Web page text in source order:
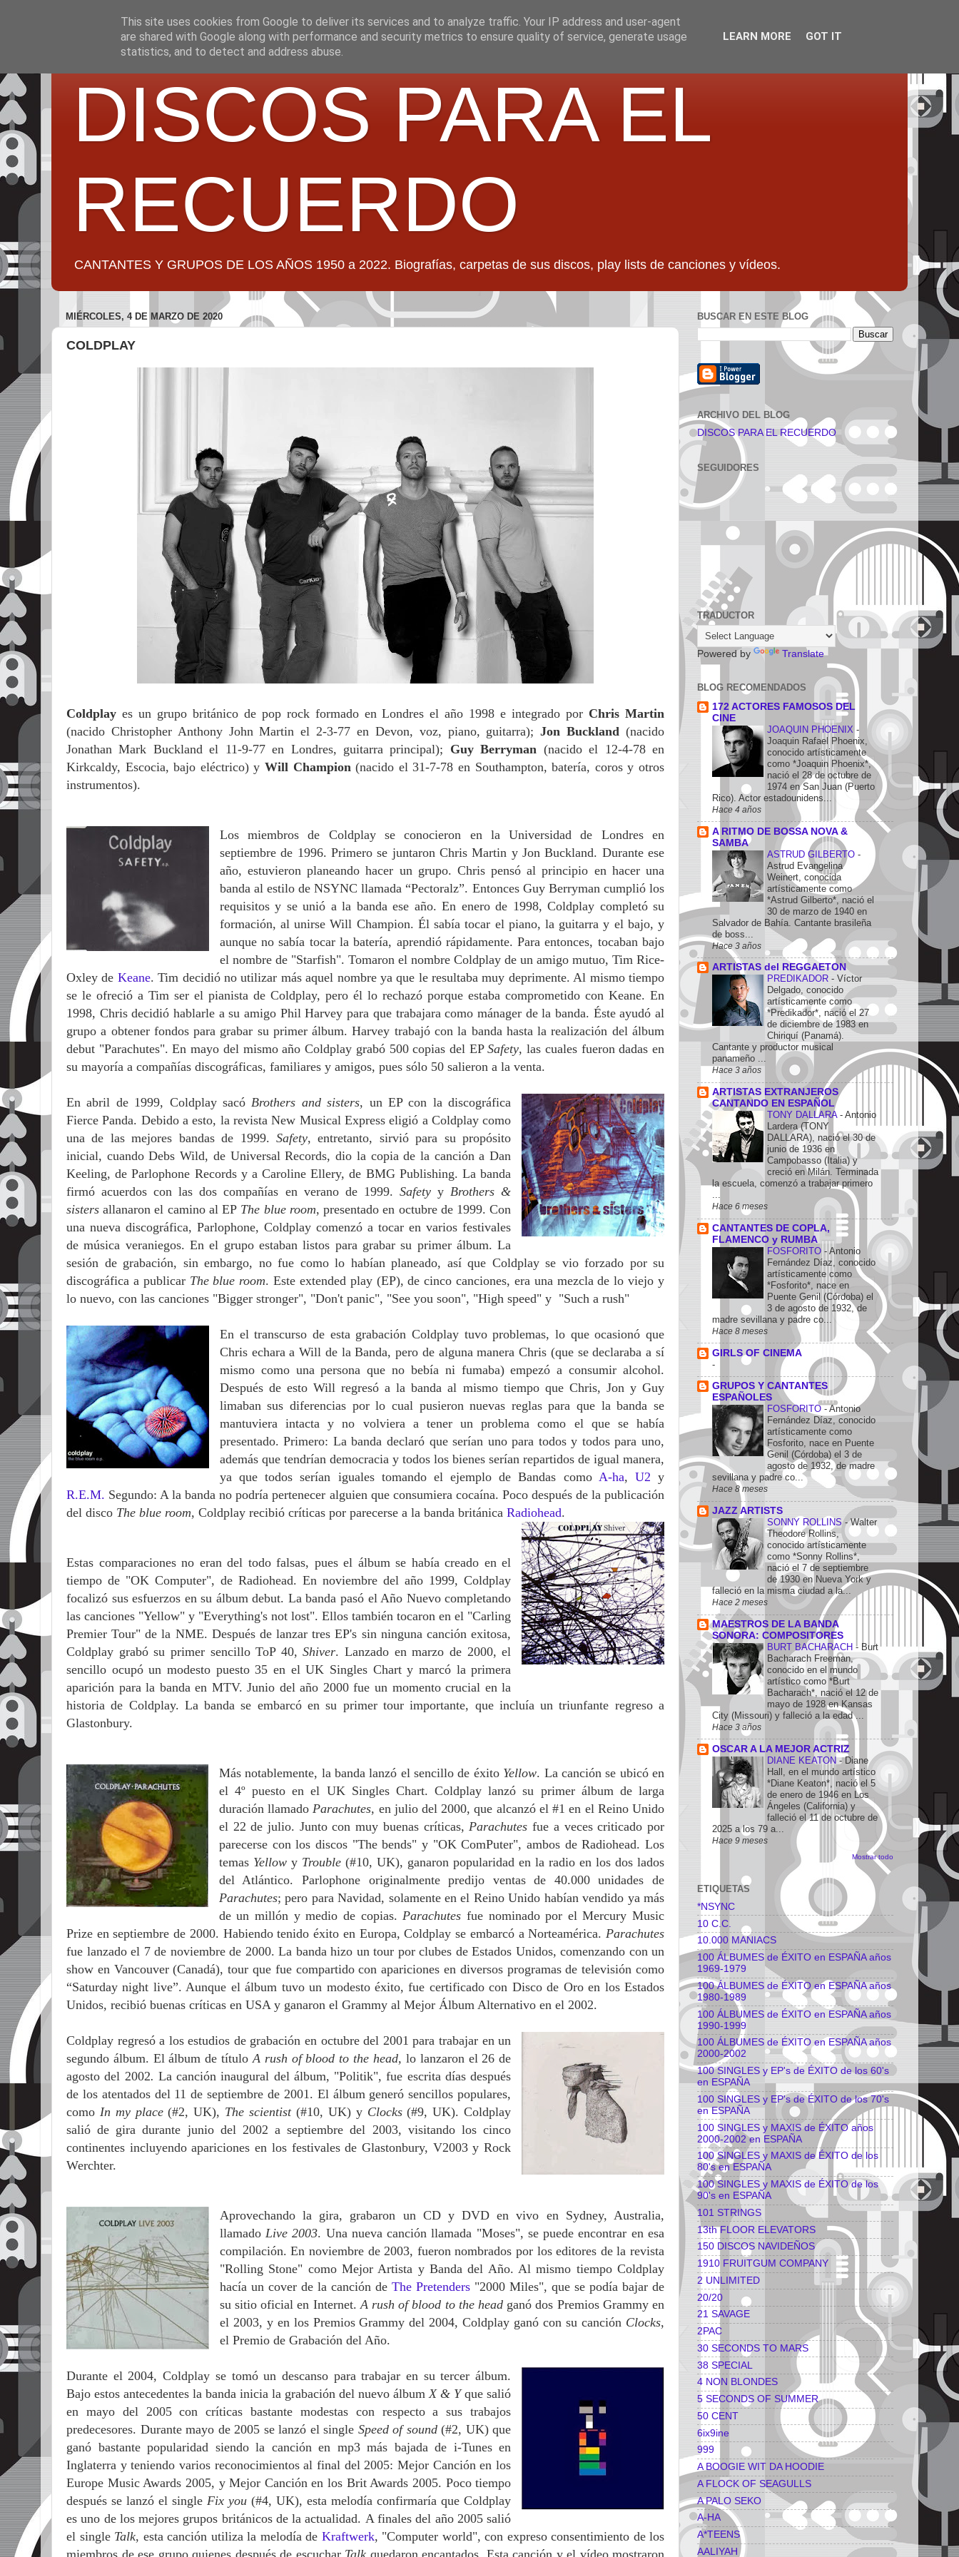
DISCOS PARA EL
RECUERDO
CANTANTES Y GRUPOS DE LOS AÑOS 1950 a 2022. Biografías, carpetas de sus discos, play lists de canciones y vídeos.
MIÉRCOLES, 4 DE MARZO DE 2020
COLDPLAY
Coldplay es un grupo británico de pop rock formado en Londres el año 1998 e integrado por Chris Martin
(nacido Christopher Anthony John Martin el 2-3-77 en Devon, voz, piano, guitarra);Jon Buckland(nacido
Jonathan Mark Buckland el 11-9-77 en Londres, guitarra principal); Guy Berryman (nacido el 12-4-78 en
Kirkcaldy, Escocia, bajo eléctrico) y Will Champion(nacido el 31-7-78 en Southampton, batería, coros y otros
instrumentos).
Los miembros de Coldplay se conocieron en la Universidad de Londres en
septiembre de 1996. Primero se juntaron Chris Martin y Jon Buckland. Durante ese
año, estuvieron planeando hacer un grupo. Chris pensó al principio en hacer una
banda al estilo de NSYNC llamada “Pectoralz”. Entonces Guy Berryman cumplió los
requisitos y se unió a la banda ese año.En enero de 1998, Coldplay completó su
formación, al unirse Will Champion. Él sabía tocar el piano, la guitarra y el bajo, y
aunque no sabía tocar la batería, aprendió rápidamente. Para entonces, tocaban bajo
el nombre de "Starfish". Tomaron el nombre Coldplay de un amigo mutuo, Tim Rice-
Oxley de Keane. Tim decidió no utilizar más aquel nombre ya que le resultaba muy deprimente. Al mismo tiempo
se le ofreció a Tim ser el pianista de Coldplay, pero él lo rechazó porque estaba comprometido con Keane. En
1998, Chris decidió hablarle a su amigo Phil Harvey para que trabajara como mánager de la banda. Éste ayudó al
grupo a obtener fondos para grabar su primer álbum. Harvey trabajó con la banda hasta la realización del álbum
debut "Parachutes". En mayo del mismo año Coldplay grabó 500 copias del EPSafety, las cuales fueron dadas en
su mayoría a compañías discográficas, familiares y amigos, pues sólo 50 salieron a la venta.
En abril de 1999, Coldplay sacóBrothers and sisters, un EP con la discográfica
Fierce Panda. Debido a esto, la revista New Musical Express eligió a Coldplay como
una de las mejores bandas de 1999. Safety, entretanto, sirvió para su propósito
inicial, cuando Debs Wild, de Universal Records, dio la copia de la canción a Dan
Keeling, de Parlophone Records y a Caroline Ellery, de BMG Publishing. La banda
firmó acuerdos con las dos compañías en verano de 1999. Safety yBrothers &
sisters allanaron el camino al EP The blue room, presentado en octubre de 1999. Con
una nueva discográfica, Parlophone, Coldplay comenzó a tocar en varios festivales
de música veraniegos. En el grupo estaban listos para grabar su primer álbum. La
sesión de grabación, sin embargo, no fue como lo habían planeado, así que Coldplay se vio forzado por su
discográfica a publicar The blue room. Este extended play (EP), de cinco canciones, era una mezcla de lo viejo y
lo nuevo, con las canciones "Bigger stronger", "Don't panic", "See you soon", "High speed" y "Such a rush"
En el transcurso de esta grabación Coldplay tuvo problemas, lo que ocasionó que
Chris echara a Will de la Banda, pero de alguna manera Chris (que se declaraba a sí
mismo como una persona que no bebía ni fumaba) empezó a consumir alcohol.
Después de esto Will regresó a la banda al mismo tiempo que Chris, Jon y Guy
limaban sus diferencias por lo cual pusieron nuevas reglas para que la banda se
mantuviera intacta y no volviera a tener un problema como el que se había
presentado. Primero: La banda declaró que serían uno para todos y todos para uno,
además que tendrían democracia y todos los bienes serían repartidos de igual manera,
ya que todos serían iguales tomando el ejemplo de Bandas como A-ha, U2 y
R.E.M. Segundo: A la banda no podría pertenecer alguien que consumiera cocaína. Poco después de la publicación
del disco The blue room, Coldplay recibió críticas por parecerse a la banda británica Radiohead.
Estas comparaciones no eran del todo falsas, pues el álbum se había creado en el
tiempo de "OK Computer", de Radiohead. En noviembre del año 1999, Coldplay
focalizó sus esfuerzos en su álbum debut. La banda pasó el Año Nuevo completando
las canciones "Yellow" y "Everything's not lost". Ellos también tocaron en el "Carling
Premier Tour" de la NME. Después de lanzar tres EP's sin ninguna canción exitosa,
Coldplay grabó su primer sencillo ToP 40,Shiver. Lanzado en marzo de 2000, el
sencillo ocupó un modesto puesto 35 en el UK Singles Chart y marcó la primera
aparición para la banda en MTV. Junio del año 2000 fue un momento crucial en la
historia de Coldplay. La banda se embarcó en su primer tour importante, que incluía un triunfante regreso a
Glastonbury.
Más notablemente, la banda lanzó el sencillo de éxito Yellow. La canción se ubicó en
el 4º puesto en el UK Singles Chart.Coldplay lanzó su primer álbum de larga
duración llamadoParachutes, en julio del 2000, que alcanzó el #1 en el Reino Unido
el 22 de julio. Junto con muy buenas críticas,Parachutes fue a veces criticado por
parecerse con los discos "The bends" y "OK ComPuter", ambos de Radiohead. Los
temas Yellowy Trouble (#10, UK), ganaron popularidad en la radio en los dos lados
del Atlántico. Parlophone originalmente predijo ventas de 40.000 unidades de
Parachutes; pero para Navidad, solamente en el Reino Unido habían vendido ya más
de un millón y medio de copias.Parachutes fue nominado por el Mercury Music
Prize en septiembre de 2000. Habiendo tenido éxito en Europa, Coldplay se embarcó a Norteamérica.Parachutes
fue lanzado el 7 de noviembre de 2000. La banda hizo un tour por clubes de Estados Unidos, comenzando con un
show en Vancouver (Canadá), tour que fue compartido con apariciones en diversos programas de televisión como
“Saturday night live”. Aunque el álbum tuvo un modesto éxito, fue certificado con Disco de Oro en los Estados
Unidos, recibió buenas críticas en USA y ganaron el Grammy al Mejor Álbum Alternativo en el 2002.
Coldplay regresó a los estudios de grabación en octubre del 2001 para trabajar en un
segundo álbum. El álbum de títuloA rush of blood to the head, lo lanzaron el 26 de
agosto del 2002. La canción inaugural del álbum, "Politik", fue escrita días después
de los atentados del 11 de septiembre de 2001. El álbum generó sencillos populares,
como In my place(#2, UK), The scientist(#10, UK) y Clocks(#9, UK). Coldplay
salió de gira durante junio del 2002 a septiembre del 2003, visitando los cinco
continentes incluyendo apariciones en los festivales de Glastonbury, V2003 y Rock
Werchter.
Aprovechando la gira, grabaron un CD y DVD en vivo en Sydney, Australia,
llamadoLive 2003. Una nueva canción llamada "Moses", se puede encontrar en esa
compilación. En noviembre de 2003, fueron nombrados por los editores de la revista
"Rolling Stone" como Mejor Artista y Banda del Año. Al mismo tiempo Coldplay
hacía un cover de la canción de The Pretenders"2000 Miles", que se podía bajar de
su sitio oficial en Internet.A rush of blood to the head ganó dos Premios Grammy en
el 2003, y en los Premios Grammy del 2004, Coldplay ganó con su canción Clocks,
el Premio de Grabación del Año.
Durante el 2004, Coldplay se tomó un descanso para trabajar en su tercer álbum.
Bajo estos antecedentes la banda inicia la grabación del nuevo álbumX & Yque salió
en mayo del 2005 con críticas bastante modestas con respecto a sus trabajos
predecesores. Durante mayo de 2005 se lanzó el single Speed of sound(#2, UK) que
ganó bastante popularidad siendo la canción en mp3 más bajada de i-Tunes en
Inglaterra y teniendo varios reconocimientos al final del 2005: Mejor Canción en los
Europe Music Awards 2005, y Mejor Canción en los Brit Awards 2005. Poco tiempo
después se lanzó el singleFix you(#4, UK), esta melodía confirmaría que Coldplay
es uno de los mejores grupos británicos de la actualidad. A finales del año 2005 salió
el single Talk, esta canción utiliza la melodía de Kraftwerk, "Computer world", con expreso consentimiento de los
miembros de ese grupo quienes después de escuchar Talk quedaron encantados. Esta canción y el vídeo mostraron
BUSCAR EN ESTE BLOG
ARCHIVO DEL BLOG
DISCOS PARA EL RECUERDO
SEGUIDORES
TRADUCTOR
Powered by Translate
BLOG RECOMENDADOS
172 ACTORES FAMOSOS DEL
CINE
JOAQUIN PHOENIX -
Joaquin Rafael Phoenix,
conocido artísticamente
como *Joaquin Phoenix*,
nació el 28 de octubre de
1974 en San Juan (Puerto
Rico). Actor estadounidens...
Hace 4 años
A RITMO DE BOSSA NOVA &
SAMBA
ASTRUD GILBERTO -
Astrud Evangelina
Weinert, conocida
artísticamente como
*Astrud Gilberto*, nació el
30 de marzo de 1940 en
Salvador de Bahía. Cantante brasileña
de boss...
Hace 3 años
ARTISTAS del REGGAETON
PREDIKADOR - Víctor
Delgado, conocido
artísticamente como
*Predikador*, nació el 27
de diciembre de 1983 en
Chiriquí (Panamá).
Cantante y productor musical
panameño ...
Hace 3 años
ARTISTAS EXTRANJEROS
CANTANDO EN ESPAÑOL
TONY DALLARA - Antonio
Lardera (TONY
DALLARA), nació el 30 de
junio de 1936 en
Campobasso (Italia) y
creció en Milán. Terminada
la escuela, comenzó a trabajar primero
...
Hace 6 meses
CANTANTES DE COPLA,
FLAMENCO y RUMBA
FOSFORITO - Antonio
Fernández Díaz, conocido
artísticamente como
*Fosforito*, nace en
Puente Genil (Córdoba) el
3 de agosto de 1932, de
madre sevillana y padre co...
Hace 8 meses
GIRLS OF CINEMA
-
GRUPOS Y CANTANTES
ESPAÑOLES
FOSFORITO-Antonio
Fernández Díaz, conocido
artísticamente como
Fosforito, nace en Puente
Genil (Córdoba) el 3 de
agosto de 1932, de madre
sevillana y padre co...
Hace 8 meses
JAZZ ARTISTS
SONNY ROLLINS-Walter
Theodore Rollins,
conocido artísticamente
como *Sonny Rollins*,
nació el 7 de septiembre
de 1930 en Nueva York y
falleció en la misma ciudad a la...
Hace 2 meses
MAESTROS DE LA BANDA
SONORA: COMPOSITORES
BURT BACHARACH - Burt
Bacharach Freeman,
conocido en el mundo
artístico como *Burt
Bacharach*, nació el 12 de
mayo de 1928 en Kansas
City (Missouri) y falleció a la edad ...
Hace 3 años
OSCAR A LA MEJOR ACTRIZ
DIANE KEATON-Diane
Hall, en el mundo artístico
*Diane Keaton*, nació el 5
de enero de 1946 en Los
Ángeles (California) y
falleció el 11 de octubre de
2025 a los 79 a...
Hace 9 meses
Mostrar todo
ETIQUETAS
*NSYNC
10 C.C.
10.000 MANIACS
100 ÁLBUMES de ÉXITO en ESPAÑA años
1969-1979
100 ÁLBUMES de ÉXITO en ESPAÑA años
1980-1989
100 ÁLBUMES de ÉXITO en ESPAÑA años
1990-1999
100 ÁLBUMES de ÉXITO en ESPAÑA años
2000-2002
100 SINGLES y EP's de ÉXITO de los 60's
en ESPAÑA
100 SINGLES y EP's de ÉXITO de los 70's
en ESPAÑA
100 SINGLES y MAXIS de ÉXITO años
2000-2002 en ESPAÑA
100 SINGLES y MAXIS de ÉXITO de los
80's en ESPAÑA
100 SINGLES y MAXIS de ÉXITO de los
90's en ESPAÑA
101 STRINGS
13th FLOOR ELEVATORS
150 DISCOS NAVIDEÑOS
1910 FRUITGUM COMPANY
2 UNLIMITED
20/20
21 SAVAGE
2PAC
30 SECONDS TO MARS
38 SPECIAL
4 NON BLONDES
5 SECONDS OF SUMMER
50 CENT
6ix9ine
999
A BOOGIE WIT DA HOODIE
A FLOCK OF SEAGULLS
A PALO SEKO
A-HA
A*TEENS
AALIYAH
This site uses cookies from Google to deliver its services and to analyze traffic. Your IP address and user-agent
are shared with Google along with performance and security metrics to ensure quality of service, generate usage
statistics, and to detect and address abuse.
LEARN MORE GOT IT